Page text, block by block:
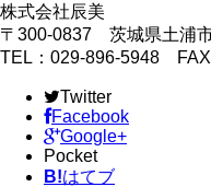
株式会社辰美
〒300-0837 茨城県土浦
TEL：029-896-5948
Twitter
Facebook
Google+
Pocket
B!はてブ